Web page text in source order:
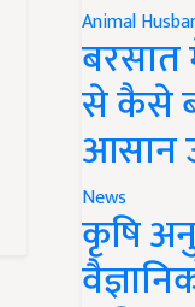
Animal
बरसात
से कैसे
आसान
News
कृषि